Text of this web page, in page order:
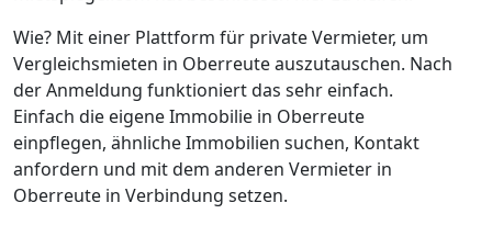
Wie? Mit einer Plattform für private Vermieter, um
Vergleichsmieten in Oberreute auszutauschen. Nach
der Anmeldung funktioniert das sehr einfach.
Einfach die eigene Immobilie in Oberreute
einpflegen, ähnliche Immobilien suchen, Kontakt
anfordern und mit dem anderen Vermieter in
Oberreute in Verbindung setzen.